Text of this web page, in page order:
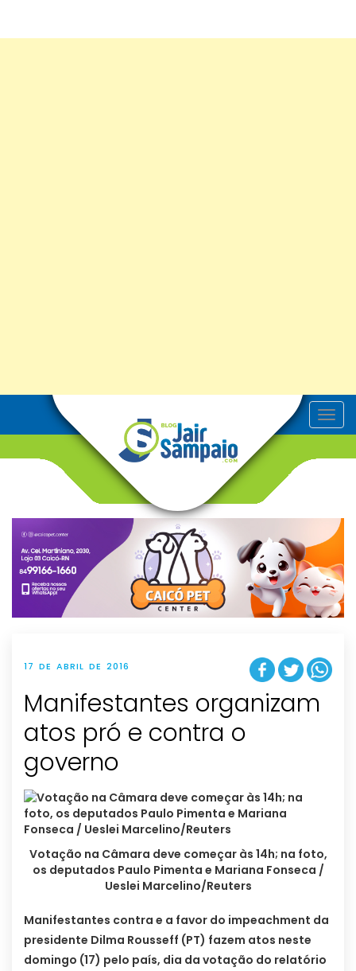
T
o
v
g
t
i
o
n
17 DE ABRIL DE 2016
Manifestantes organizam
atos pró e contra o
governo
Votação na Câmara deve começar às 14h; na foto,
os deputados Paulo Pimenta e Mariana Fonseca /
Ueslei Marcelino/Reuters
Manifestantes contra e a favor do impeachment da
presidente Dilma Rousseff (PT) fazem atos neste
domingo (17) pelo país, dia da votação do relatório